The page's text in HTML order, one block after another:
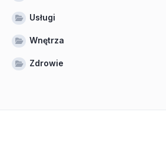
Usługi
Wnętrza
Zdrowie